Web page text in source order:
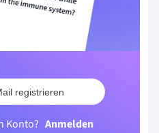
registrieren
Konto? Anmelden